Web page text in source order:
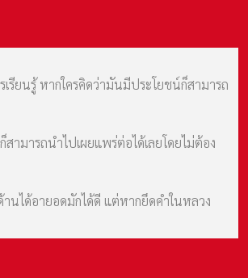
รียนรู้ หากใครคิดว่ามันมีประโยชน์ก็สามารถ
ามารถนำไปเผยแพร่ต่อได้เลยโดยไม่ต้อง
นได้อายอดมักได้ดี แต่หากยึดคำในหลวง